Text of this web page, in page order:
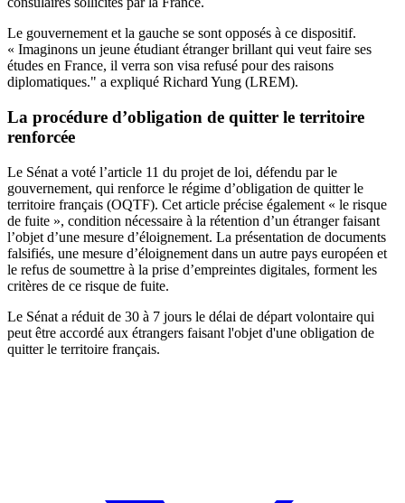
Le gouvernement et la gauche se sont opposés à ce dispositif.
« Imaginons un jeune étudiant étranger brillant qui veut faire ses
études en France, il verra son visa refusé pour des raisons
diplomatiques." a expliqué Richard Yung (LREM).
La procédure d’obligation de quitter le territoire
renforcée
Le Sénat a voté l’article 11 du projet de loi, défendu par le
gouvernement, qui renforce le régime d’obligation de quitter le
territoire français (OQTF). Cet article précise également « le risque
de fuite », condition nécessaire à la rétention d’un étranger faisant
l’objet d’une mesure d’éloignement. La présentation de documents
falsifiés, une mesure d’éloignement dans un autre pays européen et
le refus de soumettre à la prise d’empreintes digitales, forment les
critères de ce risque de fuite.
Le Sénat a réduit de 30 à 7 jours le délai de départ volontaire qui
peut être accordé aux étrangers faisant l'objet d'une obligation de
quitter le territoire français.